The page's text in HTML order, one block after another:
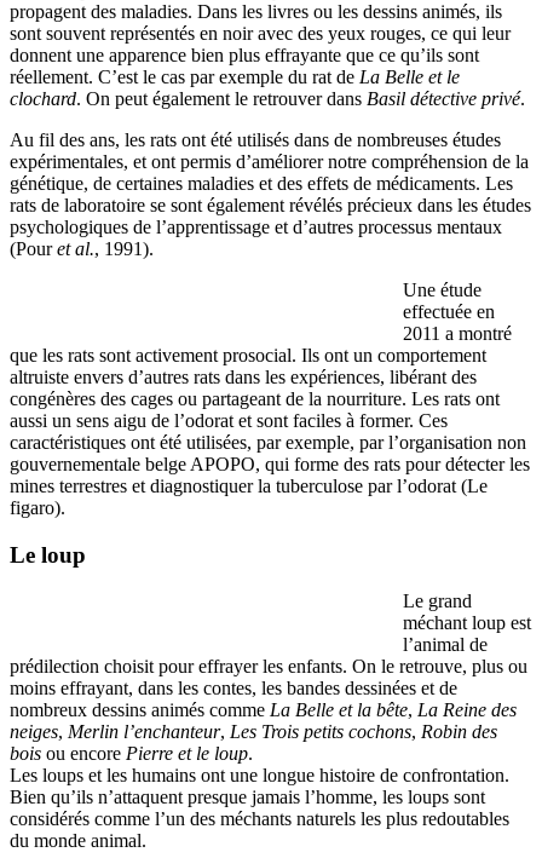
propagent des maladies. Dans les livres ou les dessins animés, ils
sont souvent représentés en noir avec des yeux rouges, ce qui leur
donnent une apparence bien plus effrayante que ce qu’ils sont
réellement. C’est le cas par exemple du rat de La Belle et le
clochard. On peut également le retrouver dans Basil détective privé.
Au fil des ans, les rats ont été utilisés dans de nombreuses études
expérimentales, et ont permis d’améliorer notre compréhension de la
génétique, de certaines maladies et des effets de médicaments. Les
rats de laboratoire se sont également révélés précieux dans les études
psychologiques de l’apprentissage et d’autres processus mentaux
(Pouret al., 1991).
Une étude
effectuée en
2011 a montré
que les rats sont activement prosocial. Ils ont un comportement
altruiste envers d’autres rats dans les expériences, libérant des
congénères des cages ou partageant de la nourriture. Les rats ont
aussi un sens aigu de l’odorat et sont faciles à former. Ces
caractéristiques ont été utilisées, par exemple, par l’organisation non
gouvernementale belge APOPO, qui forme des rats pour détecter les
mines terrestres et diagnostiquer la tuberculose par l’odorat (Le
figaro).
Le loup
Le grand
méchant loup est
l’animal de
prédilection choisit pour effrayer les enfants. On le retrouve, plus ou
moins effrayant, dans les contes, les bandes dessinées et de
nombreux dessins animés comme La Belle et la bête, La Reine des
neiges, Merlin l’enchanteur, Les Trois petits cochons, Robin des
bois ou encore Pierre et le loup.
Les loups et les humains ont une longue histoire de confrontation.
Bien qu’ils n’attaquent presque jamais l’homme, les loups sont
considérés comme l’un des méchants naturels les plus redoutables
du monde animal.